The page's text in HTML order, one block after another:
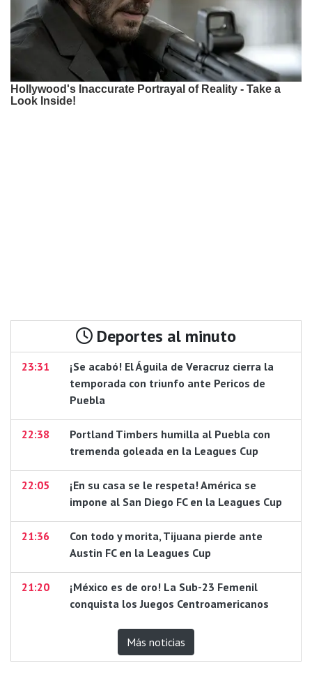
Deportes al minuto
23:31
¡Se acabó! El Águila de Veracruz cierra la
temporada con triunfo ante Pericos de
Puebla
22:38
Portland Timbers humilla al Puebla con
tremenda goleada en la Leagues Cup
22:05
¡En su casa se le respeta! América se
impone al San Diego FC en la Leagues Cup
21:36
Con todo y morita, Tijuana pierde ante
Austin FC en la Leagues Cup
21:20
¡México es de oro! La Sub-23 Femenil
conquista los Juegos Centroamericanos
Más noticias